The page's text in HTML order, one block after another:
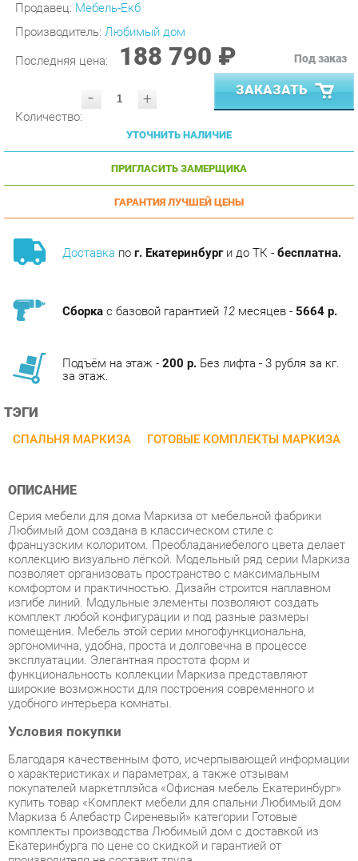
Производитель:Любимый дом
Последняя цена: 188 790 ₽
- ЗАКАЗАТЬ
УТОЧНИТЬ НАЛИЧИЕ
ПРИГЛАСИТЬ ЗАМЕРЩИКА
ГАРАНТИЯ ЛУЧШЕЙ ЦЕНЫ
Доставкапог. Екатеринбурги до ТК -бесплатна.
ТЭГИ
ОПИСАНИЕ
Любимый дом создана в классическом стиле с
коллекцию визуально лёгкой. Модельный ряд серии Маркиза
позволяет организовать пространство с максимальным
комфортом и практичностью. Дизайн строится наплавном
изгибе линий. Модульные элементы позволяют создать
комплект любой конфигурации и под разные размеры
помещения. Мебель этой серии многофункциональна,
эргономична, удобна, проста и долговечна в процессе
эксплуатации. Элегантная простота форм и
функциональность коллекции Маркиза представляют
широкие возможности для построения современного и
удобного интерьера комнаты.
Условия покупки
Благодаря качественным фото, исчерпывающей информации
покупателей маркетплэйса «Офисная мебель Екатеринбург»
Маркиза 6 Алебастр Сиреневый» категории Готовые
комплекты производства Любимый дом с доставкой из
Екатеринбурга по цене со скидкой и гарантией от
производителя не составит труда.
Мы отправляем заказы в доставку ежедневно. Товары из
ассортимента в наличии на складе в Екатеринбурге вы
получите не позднее48-ми часовс момента оформления